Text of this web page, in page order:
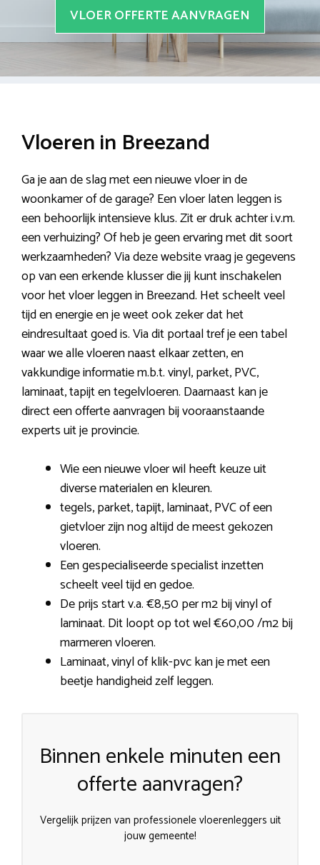
VLOER OFFERTE AANVRAGEN
Vloeren in Breezand
Ga je aan de slag met een nieuwe vloer in de
woonkamer of de garage? Een vloer laten leggen is
een behoorlijk intensieve klus. Zit er druk achter i.v.m.
een verhuizing? Of heb je geen ervaring met dit soort
werkzaamheden? Via deze website vraag je gegevens
op van een erkende klusser die jij kunt inschakelen
voor het vloer leggen in Breezand. Het scheelt veel
tijd en energie en je weet ook zeker dat het
eindresultaat goed is. Via dit portaal tref je een tabel
waar we alle vloeren naast elkaar zetten, en
vakkundige informatie m.b.t. vinyl, parket, PVC,
laminaat, tapijt en tegelvloeren. Daarnaast kan je
direct een offerte aanvragen bij vooraanstaande
experts uit je provincie.
Wie een nieuwe vloer wil heeft keuze uit
diverse materialen en kleuren.
tegels, parket, tapijt, laminaat, PVC of een
gietvloer zijn nog altijd de meest gekozen
vloeren.
Een gespecialiseerde specialist inzetten
scheelt veel tijd en gedoe.
De prijs start v.a. €8,50 per m2 bij vinyl of
laminaat. Dit loopt op tot wel €60,00 /m2 bij
marmeren vloeren.
Laminaat, vinyl of klik-pvc kan je met een
beetje handigheid zelf leggen.
Binnen enkele minuten een
offerte aanvragen?
Vergelijk prijzen van professionele vloerenleggers uit
jouw gemeente!